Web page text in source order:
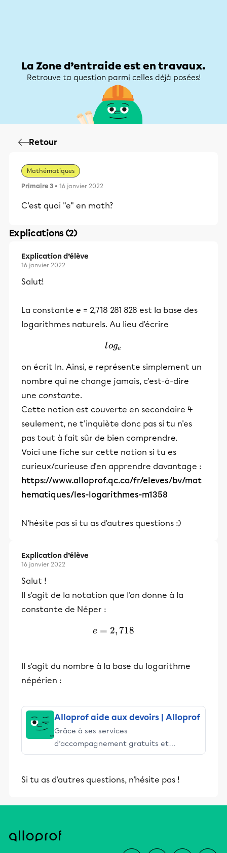
La Zone d’entraide est en travaux.
Retrouve ta question parmi celles déjà posées!
Retour
Mathématiques
Primaire 3 • 16 janvier 2022
C'est quoi "e" en math?
Explications (2)
Explication d’élève
16 janvier 2022
Salut!
La constante e = 2,718 281 828 est la base des
logarithmes naturels. Au lieu d'écrire
log_{e}
loge
on écrit ln. Ainsi, e représente simplement un
nombre qui ne change jamais, c'est-à-dire
une constante.
Cette notion est couverte en secondaire 4
seulement, ne t'inquiète donc pas si tu n'es
pas tout à fait sûr de bien comprendre.
Voici une fiche sur cette notion si tu es
curieux/curieuse d'en apprendre davantage :
https://www.alloprof.qc.ca/fr/eleves/bv/mat
hematiques/les-logarithmes-m1358
N'hésite pas si tu as d'autres questions :)
Explication d’élève
16 janvier 2022
Salut !
Il s'agit de la notation que l'on donne à la
constante de Néper :
e=2,718
e = 2, 718
Il s'agit du nombre à la base du logarithme
népérien :
Alloprof aide aux devoirs | Alloprof
Grâce à ses services
d’accompagnement gratuits et
stimulants, Alloprof engage les élèves
éducative.
Si tu as d'autres questions, n'hésite pas !